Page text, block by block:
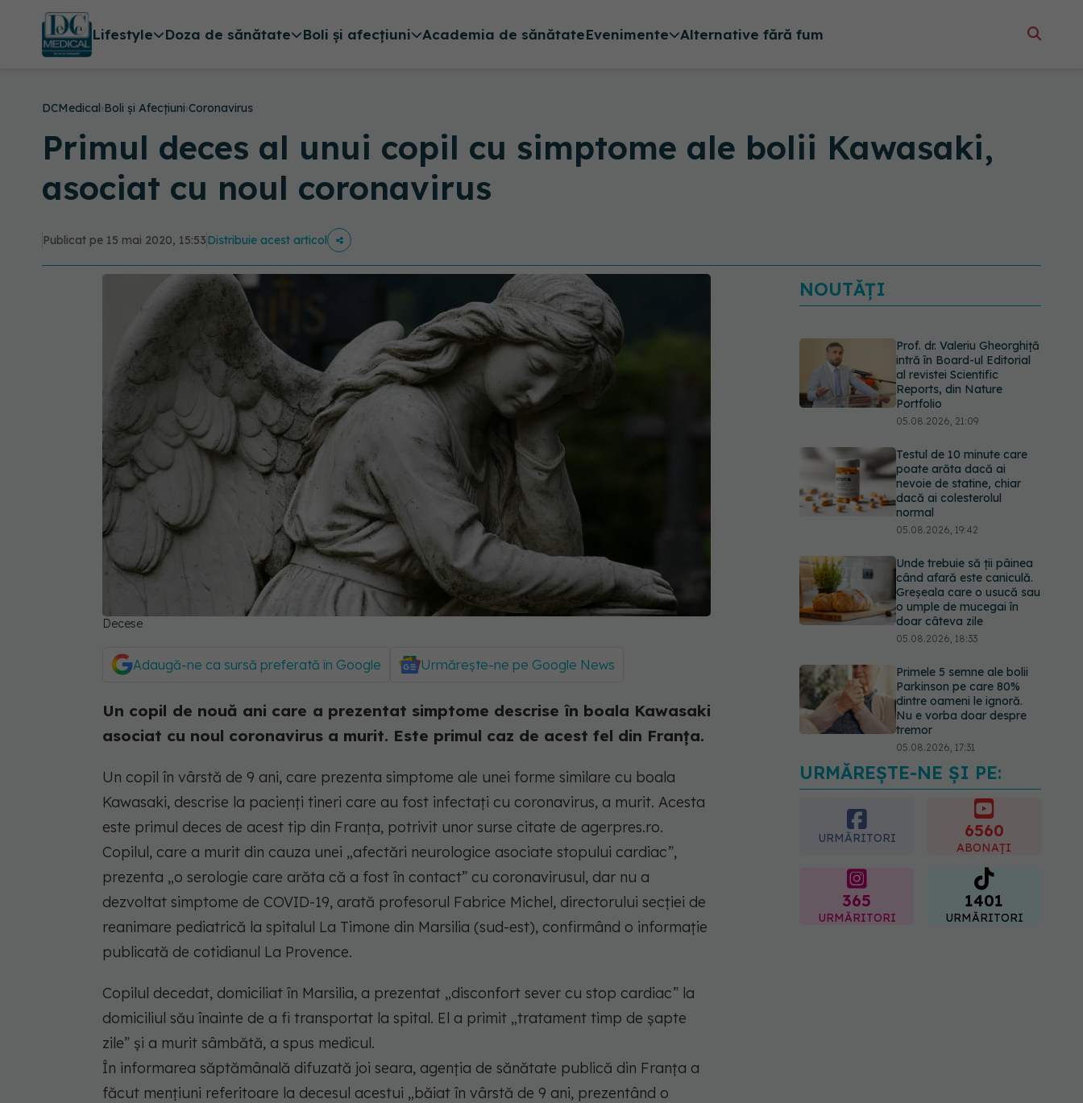
Lifestyle Doza de sănătate Boli și afecțiuni Academia de sănătateEvenimente Alternative fără fum
DCMedical›Boli și Afecțiuni›Coronavirus
Primul deces al unui copil cu simptome ale bolii Kawasaki,
asociat cu noul coronavirus
Publicat pe 15 mai 2020, 15:53Distribuie acest articol
Decese
Adaugă-ne ca sursă preferată în Google Urmărește-ne pe Google News
Un copil de nouă ani care a prezentat simptome descrise în boala Kawasaki
asociat cu noul coronavirus a murit. Este primul caz de acest fel din Franța.
Un copil în vârstă de 9 ani, care prezenta simptome ale unei forme similare cu boala
Kawasaki, descrise la pacienţi tineri care au fost infectați cu coronavirus, a murit. Acesta
este primul deces de acest tip din Franţa, potrivit unor surse citate de agerpres.ro.
Copilul, care a murit din cauza unei „afectări neurologice asociate stopului cardiac”,
prezenta „o serologie care arăta că a fost în contact” cu coronavirusul, dar nu a
dezvoltat simptome de COVID-19, arată profesorul Fabrice Michel, directorului secţiei de
reanimare pediatrică la spitalul La Timone din Marsilia (sud-est), confirmând o informaţie
publicată de cotidianul La Provence.
Copilul decedat, domiciliat în Marsilia, a prezentat „disconfort sever cu stop cardiac” la
domiciliul său înainte de a fi transportat la spital. El a primit „tratament timp de şapte
zile” şi a murit sâmbătă, a spus medicul.
În informarea săptămânală difuzată joi seara, agenţia de sănătate publică din Franţa a
făcut menţiuni referitoare la decesul acestui „băiat în vârstă de 9 ani, prezentând o
NOUTĂȚI
Prof. dr. Valeriu Gheorghiță
intră în Board-ul Editorial
al revistei Scientific
Reports, din Nature
Portfolio
05.08.2026, 21:09
Testul de 10 minute care
poate arăta dacă ai
nevoie de statine, chiar
dacă ai colesterolul
normal
05.08.2026, 19:42
Unde trebuie să ții pâinea
când afară este caniculă.
Greșeala care o usucă sau
o umple de mucegai în
doar câteva zile
05.08.2026, 18:33
Primele 5 semne ale bolii
Parkinson pe care 80%
dintre oameni le ignoră.
Nu e vorba doar despre
tremor
05.08.2026, 17:31
Gabriela Cristea, manifest
pentru respect și
acceptare: Corpul
fiecăruia spune o poveste
05.08.2026, 21:23
URMĂREȘTE-NE ȘI PE:
URMĂRITORI 6560
ABONAȚI
365
URMĂRITORI
1401
URMĂRITORI